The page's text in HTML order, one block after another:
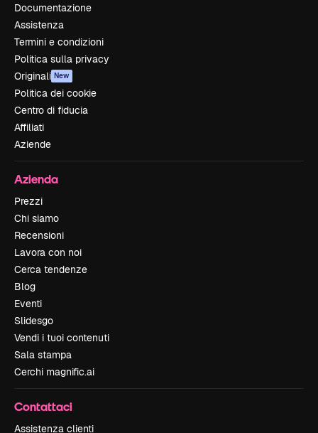
Documentazione
Assistenza
Termini e condizioni
Politica sulla privacy
Originali New
Politica dei cookie
Centro di fiducia
Affiliati
Aziende
Azienda
Prezzi
Chi siamo
Recensioni
Lavora con noi
Cerca tendenze
Blog
Eventi
Slidesgo
Vendi i tuoi contenuti
Sala stampa
Cerchi magnific.ai
Contattaci
Assistenza clienti